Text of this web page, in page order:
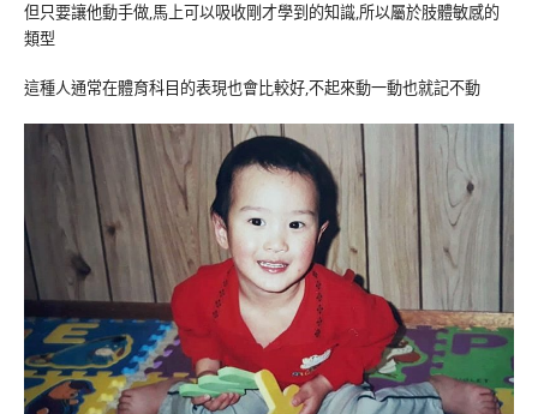
但只要讓他動手做,馬上可以吸收剛才學到的知識,所以屬於肢體敏感的
類型
這種人通常在體育科目的表現也會比較好,不起來動一動也就記不動